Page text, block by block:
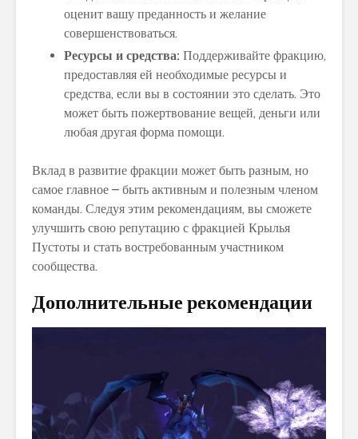
оценит вашу преданность и желание
совершенствоваться.
Ресурсы и средства: Поддерживайте фракцию,
предоставляя ей необходимые ресурсы и
средства, если вы в состоянии это сделать. Это
может быть пожертвование вещей, деньги или
любая другая форма помощи.
Вклад в развитие фракции может быть разным, но
самое главное – быть активным и полезным членом
команды. Следуя этим рекомендациям, вы сможете
улучшить свою репутацию с фракцией Крылья
Пустоты и стать востребованным участником
сообщества.
Дополнительные рекомендации